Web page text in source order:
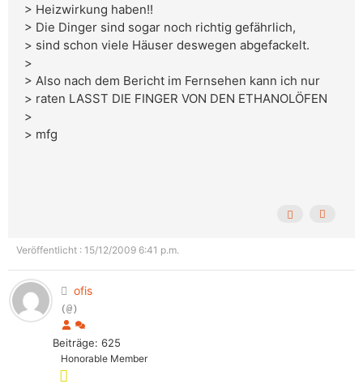
> Heizwirkung haben!!
> Die Dinger sind sogar noch richtig gefährlich,
> sind schon viele Häuser deswegen abgefackelt.
>
> Also nach dem Bericht im Fernsehen kann ich nur
> raten LASST DIE FINGER VON DEN ETHANOLÖFEN
>
> mfg
Veröffentlicht : 15/12/2009 6:41 p.m.
ofis
(@)
Beiträge: 625
Honorable Member